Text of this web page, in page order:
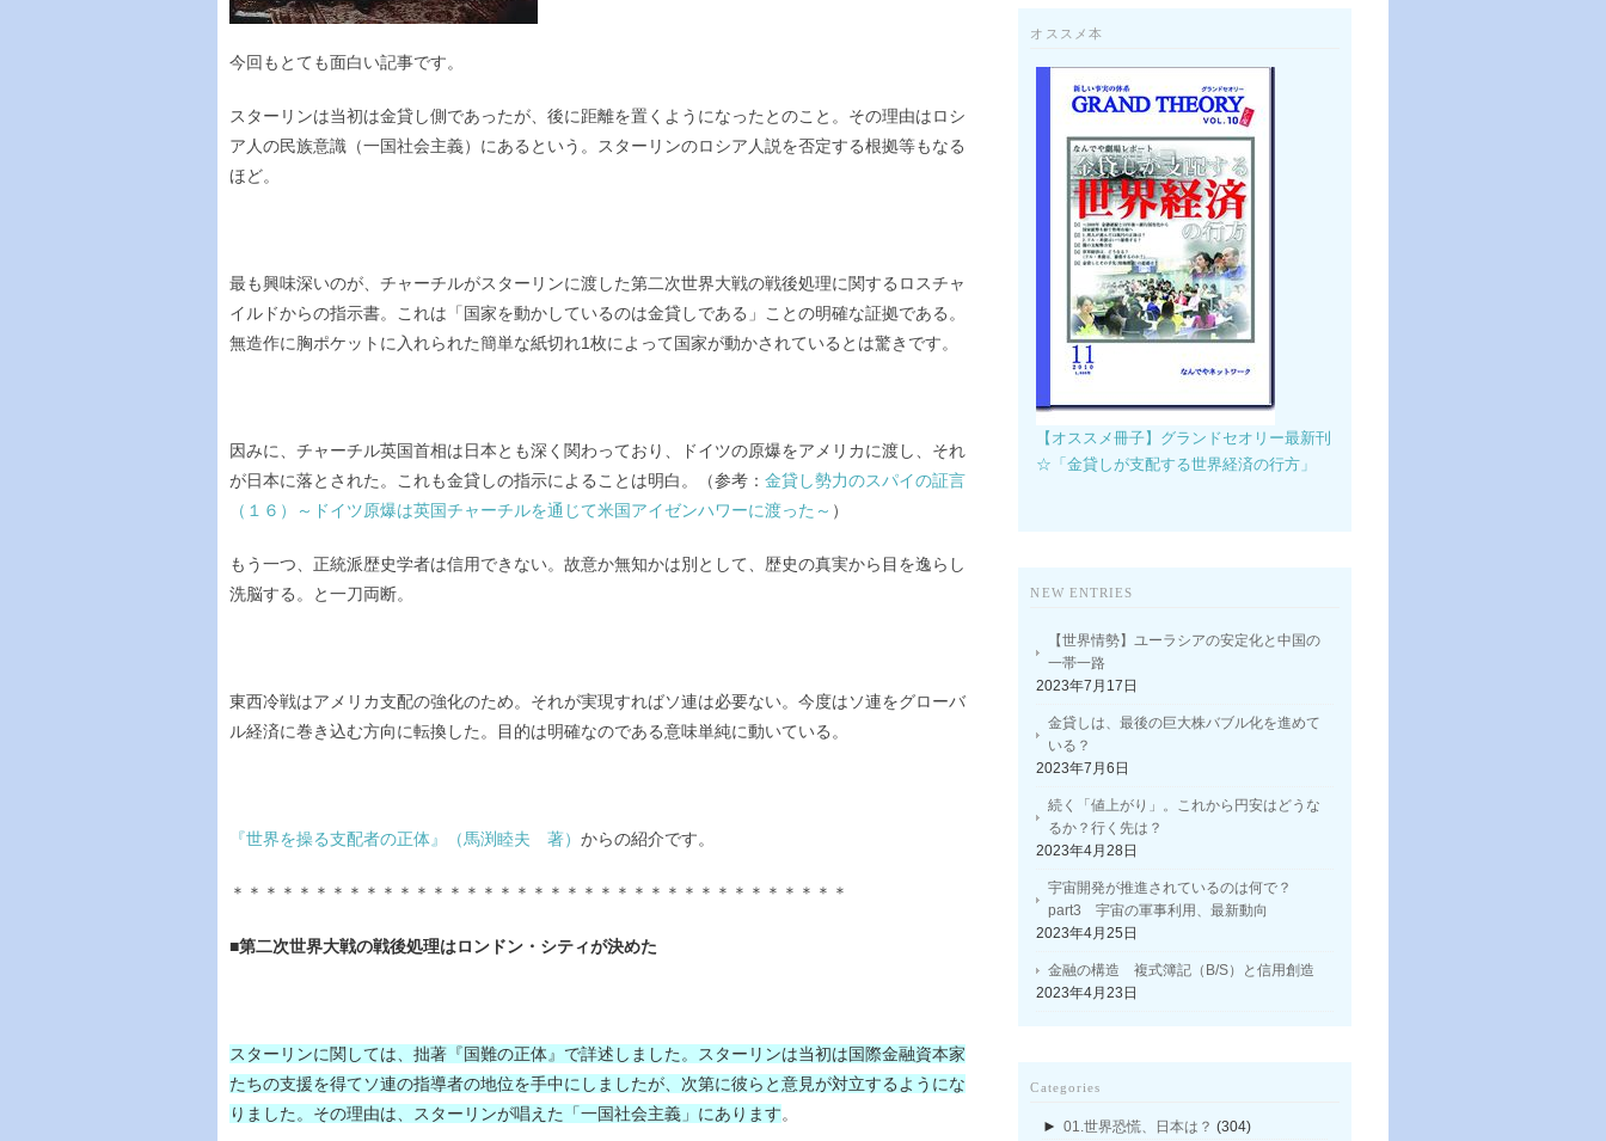
今回もとても面白い記事です。
スターリンは当初は金貸し側であったが、後に距離を置くようになったとのこと。その理由はロシ
ア人の民族意識（一国社会主義）にあるという。スターリンのロシア人説を否定する根拠等もなる
ほど。
最も興味深いのが、チャーチルがスターリンに渡した第二次世界大戦の戦後処理に関するロスチャ
イルドからの指示書。これは「国家を動かしているのは金貸しである」ことの明確な証拠である。
無造作に胸ポケットに入れられた簡単な紙切れ1枚によって国家が動かされているとは驚きです。
因みに、チャーチル英国首相は日本とも深く関わっており、ドイツの原爆をアメリカに渡し、それ
が日本に落とされた。これも金貸しの指示によることは明白。（参考： 金貸し勢力のスパイの証言
（１６）～ドイツ原爆は英国チャーチルを通じて米国アイゼンハワーに渡った～ ）
もう一つ、正統派歴史学者は信用できない。故意か無知かは別として、歴史の真実から目を逸らし
洗脳する。と一刀両断。
東西冷戦はアメリカ支配の強化のため。それが実現すればソ連は必要ない。今度はソ連をグローバ
ル経済に巻き込む方向に転換した。目的は明確なのである意味単純に動いている。
『世界を操る支配者の正体』（馬渕睦夫 著） からの紹介です。
＊＊＊＊＊＊＊＊＊＊＊＊＊＊＊＊＊＊＊＊＊＊＊＊＊＊＊＊＊＊＊＊＊＊＊＊＊
■第二次世界大戦の戦後処理はロンドン・シティが決めた
スターリンに関しては、拙著『国難の正体』で詳述しました。スターリンは当初は国際金融資本家
たちの支援を得てソ連の指導者の地位を手中にしましたが、次第に彼らと意見が対立するようにな
りました。その理由は、スターリンが唱えた「一国社会主義」にあります。
オススメ本
【オススメ冊子】グランドセオリー最新刊
☆「金貸しが支配する世界経済の行方」
NEW ENTRIES
【世界情勢】ユーラシアの安定化と中国の
一帯一路
2023年7月17日
金貸しは、最後の巨大株バブル化を進めて
いる？
2023年7月6日
続く「値上がり」。これから円安はどうな
るか？行く先は？
2023年4月28日
宇宙開発が推進されているのは何で？
part3 宇宙の軍事利用、最新動向
2023年4月25日
金融の構造 複式簿記（B/S）と信用創造
2023年4月23日
Categories
► 01.世界恐慌、日本は？ (304)